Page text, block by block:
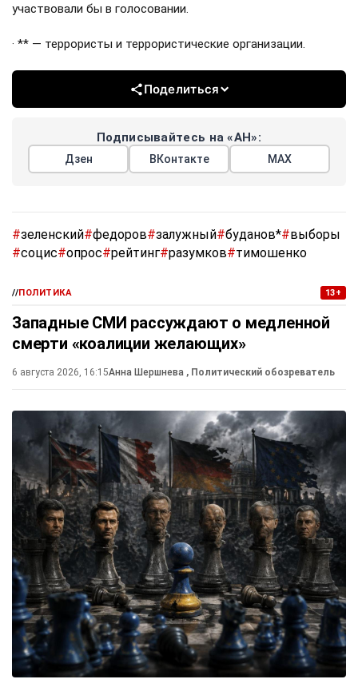
участвовали бы в голосовании.
· ** — террористы и террористические организации.
Поделиться
Подписывайтесь на «АН»:
Дзен ВКонтакте МАХ
#зеленский#федоров#залужный#буданов*#выборы
#социс#опрос#рейтинг#разумков#тимошенко
//ПОЛИТИКА 13+
Западные СМИ рассуждают о медленной
смерти «коалиции желающих»
6 августа 2026, 16:15Анна Шершнева , Политический обозреватель